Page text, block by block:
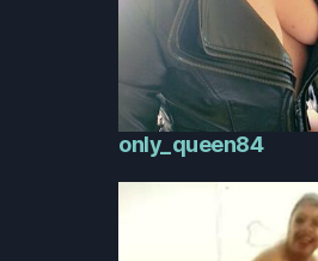
only_queen84